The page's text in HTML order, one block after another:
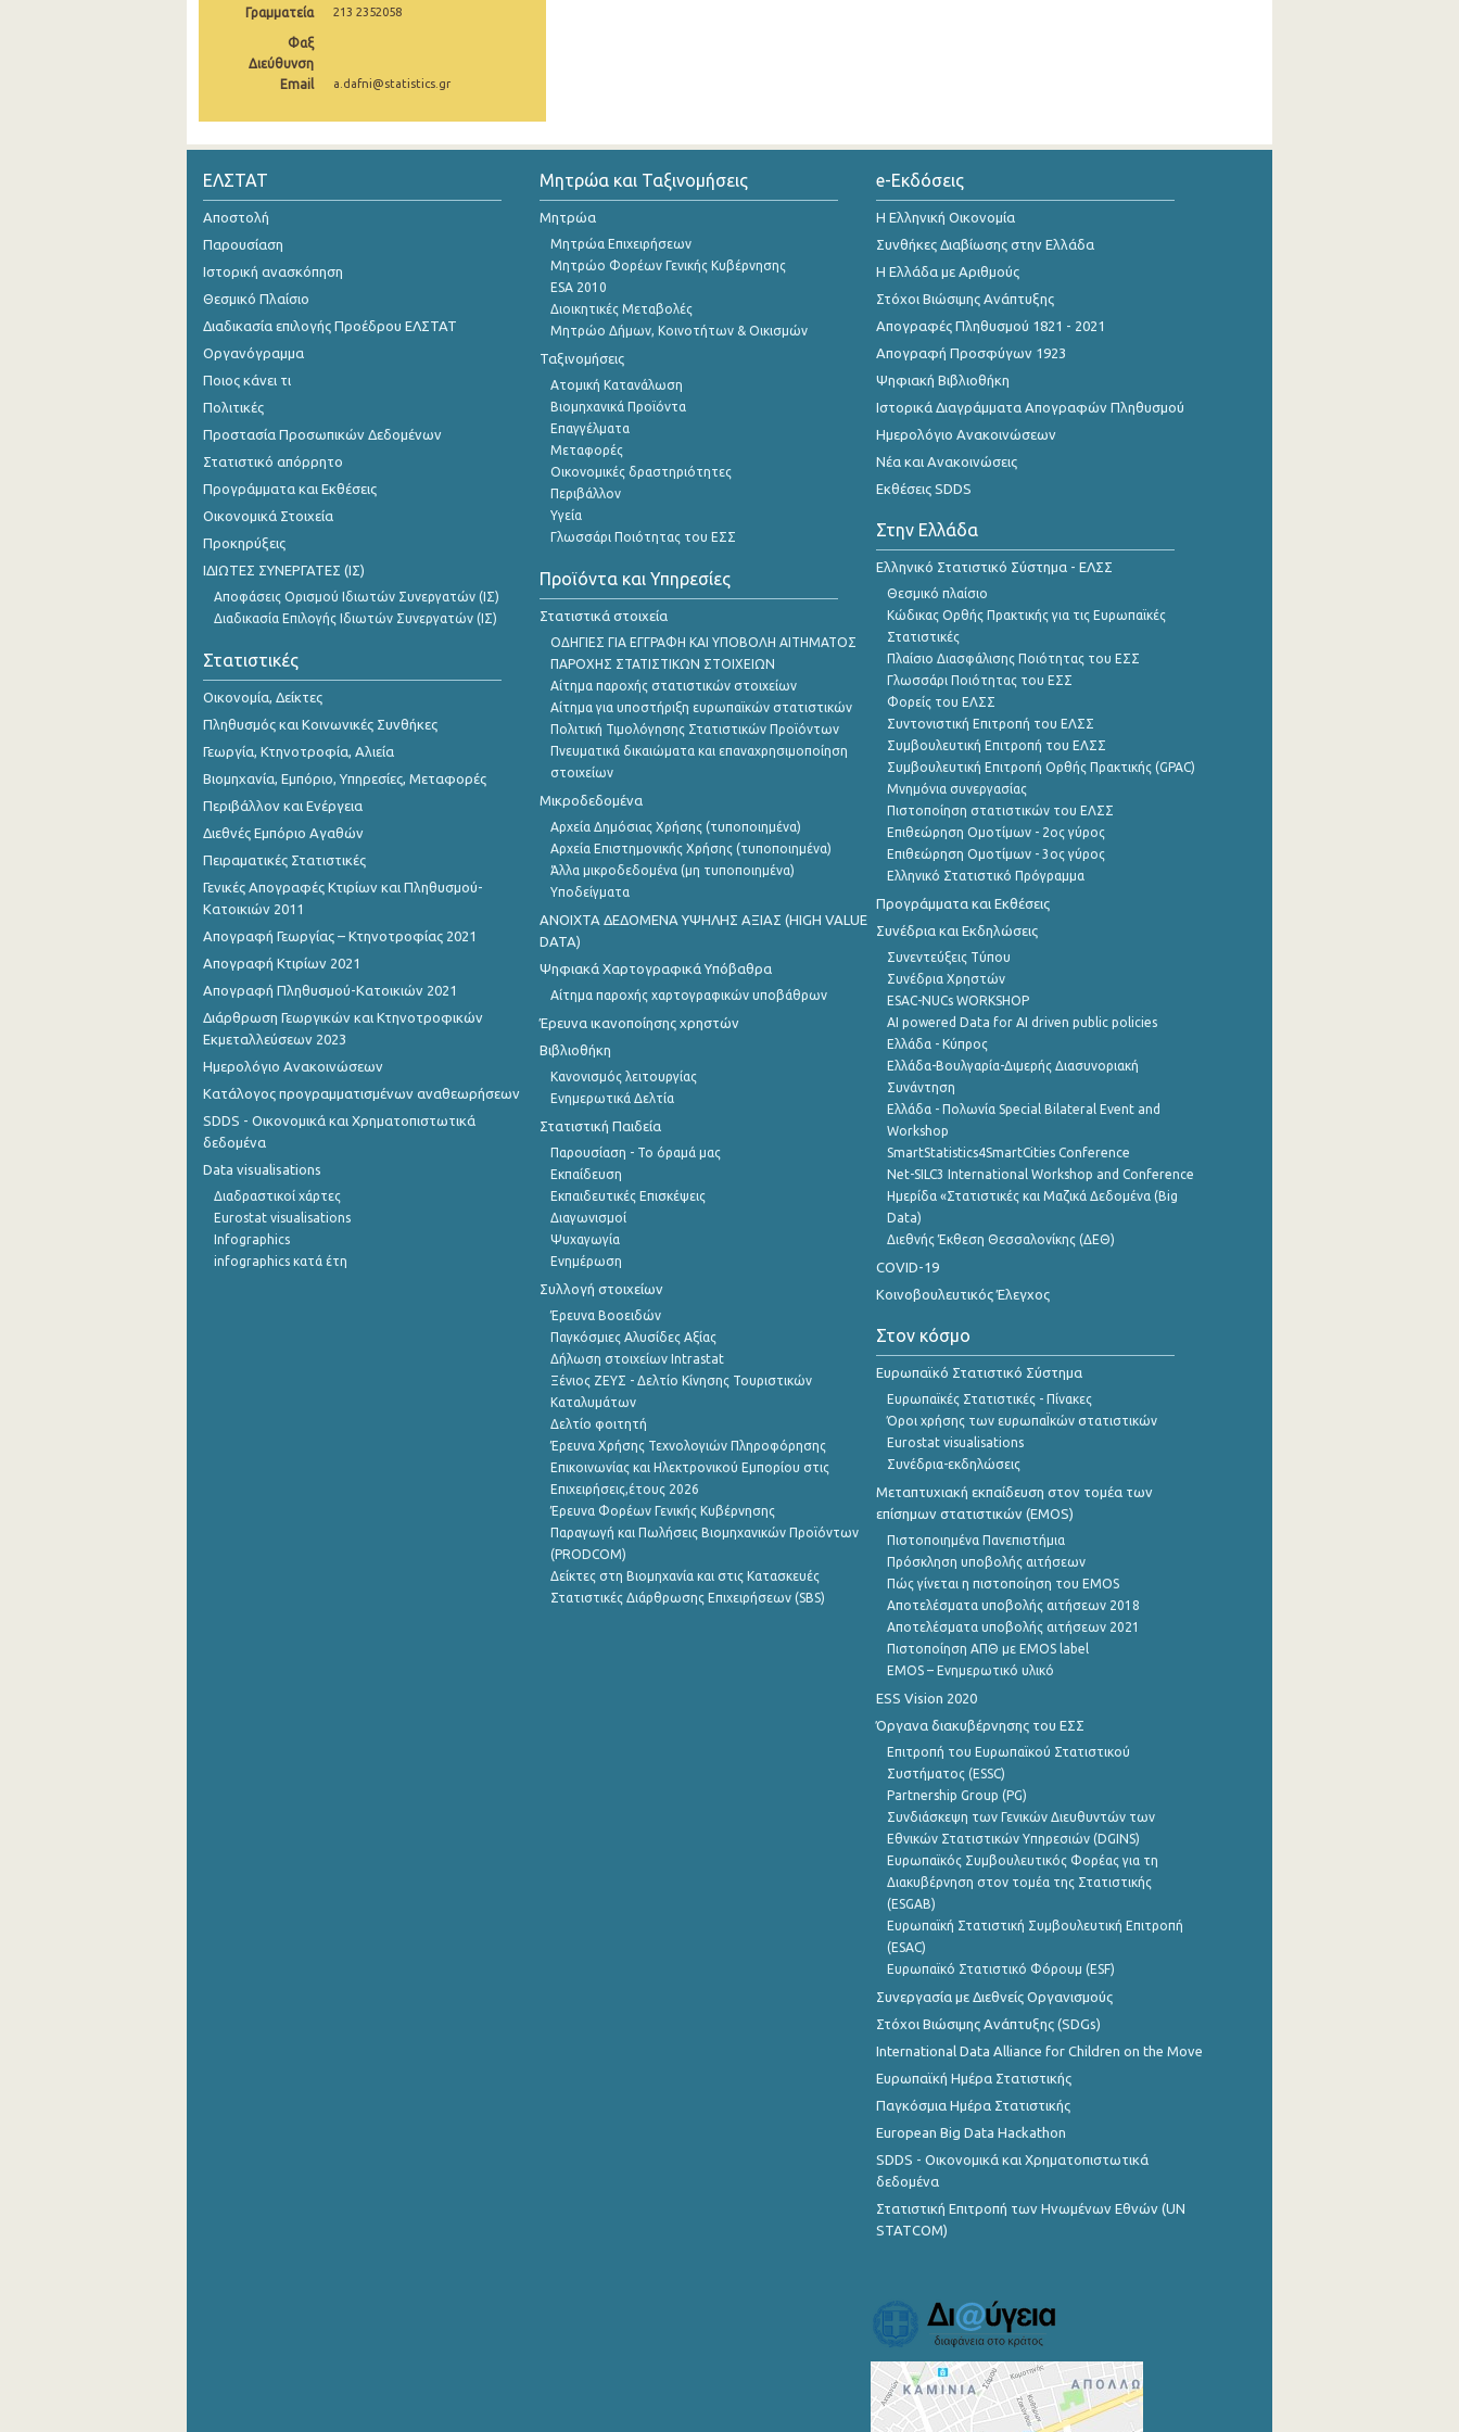
2003
2001
2000
Γραμματεία 213 2352058
Φαξ
Διεύθυνση
Email
a.dafni@statistics.gr
ΕΛΣΤΑΤ
Αποστολή
Παρουσίαση
Ιστορική ανασκόπηση
Θεσμικό Πλαίσιο
Διαδικασία επιλογής Προέδρου ΕΛΣΤΑΤ
Οργανόγραμμα
Ποιος κάνει τι
Πολιτικές
Προστασία Προσωπικών Δεδομένων
Στατιστικό απόρρητο
Προγράμματα και Εκθέσεις
Οικονομικά Στοιχεία
Προκηρύξεις
ΙΔΙΩΤΕΣ ΣΥΝΕΡΓΑΤΕΣ (ΙΣ)
Αποφάσεις Ορισμού Ιδιωτών Συνεργατών (ΙΣ)
Διαδικασία Επιλογής Ιδιωτών Συνεργατών (ΙΣ)
Στατιστικές
Οικονομία, Δείκτες
Πληθυσμός και Κοινωνικές Συνθήκες
Γεωργία, Κτηνοτροφία, Αλιεία
Βιομηχανία, Εμπόριο, Υπηρεσίες, Μεταφορές
Περιβάλλον και Ενέργεια
Διεθνές Εμπόριο Αγαθών
Πειραματικές Στατιστικές
Γενικές Απογραφές Κτιρίων και Πληθυσμού-
Κατοικιών 2011
Απογραφή Γεωργίας – Κτηνοτροφίας 2021
Απογραφή Κτιρίων 2021
Απογραφή Πληθυσμού-Κατοικιών 2021
Διάρθρωση Γεωργικών και Κτηνοτροφικών
Εκμεταλλεύσεων 2023
Ημερολόγιο Ανακοινώσεων
Κατάλογος προγραμματισμένων αναθεωρήσεων
SDDS - Οικονομικά και Χρηματοπιστωτικά
δεδομένα
Data visualisations
Διαδραστικοί χάρτες
Eurostat visualisations
Infographics
infographics κατά έτη
Μητρώα και Ταξινομήσεις
Μητρώα
Μητρώα Επιχειρήσεων
Μητρώο Φορέων Γενικής Κυβέρνησης
ESA 2010
Διοικητικές Μεταβολές
Μητρώο Δήμων, Κοινοτήτων & Οικισμών
Ταξινομήσεις
Ατομική Κατανάλωση
Βιομηχανικά Προϊόντα
Επαγγέλματα
Μεταφορές
Οικονομικές δραστηριότητες
Περιβάλλον
Υγεία
Γλωσσάρι Ποιότητας του ΕΣΣ
Προϊόντα και Υπηρεσίες
Στατιστικά στοιχεία
ΟΔΗΓΙΕΣ ΓΙΑ ΕΓΓΡΑΦΗ ΚΑΙ ΥΠΟΒΟΛΗ ΑΙΤΗΜΑΤΟΣ
ΠΑΡΟΧΗΣ ΣΤΑΤΙΣΤΙΚΩΝ ΣΤΟΙΧΕΙΩΝ
Αίτημα παροχής στατιστικών στοιχείων
Αίτημα για υποστήριξη ευρωπαϊκών στατιστικών
Πολιτική Τιμολόγησης Στατιστικών Προϊόντων
Πνευματικά δικαιώματα και επαναχρησιμοποίηση
στοιχείων
Μικροδεδομένα
Αρχεία Δημόσιας Χρήσης (τυποποιημένα)
Αρχεία Επιστημονικής Χρήσης (τυποποιημένα)
Άλλα μικροδεδομένα (μη τυποποιημένα)
Υποδείγματα
ANOIXTA ΔΕΔΟΜΕΝΑ ΥΨΗΛΗΣ ΑΞΙΑΣ (HIGH VALUE
DATA)
Ψηφιακά Χαρτογραφικά Υπόβαθρα
Αίτημα παροχής χαρτογραφικών υποβάθρων
Έρευνα ικανοποίησης χρηστών
Βιβλιοθήκη
Κανονισμός λειτουργίας
Ενημερωτικά Δελτία
Στατιστική Παιδεία
Παρουσίαση - Το όραμά μας
Εκπαίδευση
Εκπαιδευτικές Επισκέψεις
Διαγωνισμοί
Ψυχαγωγία
Ενημέρωση
Συλλογή στοιχείων
Έρευνα Βοοειδών
Παγκόσμιες Αλυσίδες Αξίας
Δήλωση στοιχείων Intrastat
Ξένιος ΖΕΥΣ - Δελτίο Κίνησης Τουριστικών
Καταλυμάτων
Δελτίο φοιτητή
Έρευνα Χρήσης Τεχνολογιών Πληροφόρησης
Επικοινωνίας και Ηλεκτρονικού Εμπορίου στις
Επιχειρήσεις,έτους 2026
Έρευνα Φορέων Γενικής Κυβέρνησης
Παραγωγή και Πωλήσεις Βιομηχανικών Προϊόντων
(PRODCOM)
Δείκτες στη Βιομηχανία και στις Κατασκευές
Στατιστικές Διάρθρωσης Επιχειρήσεων (SBS)
e-Εκδόσεις
Η Ελληνική Οικονομία
Συνθήκες Διαβίωσης στην Ελλάδα
Η Ελλάδα με Αριθμούς
Στόχοι Βιώσιμης Ανάπτυξης
Απογραφές Πληθυσμού 1821 - 2021
Απογραφή Προσφύγων 1923
Ψηφιακή Βιβλιοθήκη
Ιστορικά Διαγράμματα Απογραφών Πληθυσμού
Ημερολόγιο Ανακοινώσεων
Νέα και Ανακοινώσεις
Εκθέσεις SDDS
Στην Ελλάδα
Ελληνικό Στατιστικό Σύστημα - ΕΛΣΣ
Θεσμικό πλαίσιο
Κώδικας Ορθής Πρακτικής για τις Ευρωπαϊκές
Στατιστικές
Πλαίσιο Διασφάλισης Ποιότητας του ΕΣΣ
Γλωσσάρι Ποιότητας του ΕΣΣ
Φορείς του ΕΛΣΣ
Συντονιστική Επιτροπή του ΕΛΣΣ
Συμβουλευτική Επιτροπή του ΕΛΣΣ
Συμβουλευτική Επιτροπή Ορθής Πρακτικής (GPAC)
Μνημόνια συνεργασίας
Πιστοποίηση στατιστικών του ΕΛΣΣ
Επιθεώρηση Ομοτίμων - 2ος γύρος
Επιθεώρηση Ομοτίμων - 3ος γύρος
Ελληνικό Στατιστικό Πρόγραμμα
Προγράμματα και Εκθέσεις
Συνέδρια και Εκδηλώσεις
Συνεντεύξεις Τύπου
Συνέδρια Χρηστών
ESAC-NUCs WORKSHOP
AI powered Data for AI driven public policies
Ελλάδα - Κύπρος
Ελλάδα-Βουλγαρία-Διμερής Διασυνοριακή
Συνάντηση
Ελλάδα - Πολωνία Special Bilateral Event and
Workshop
SmartStatistics4SmartCities Conference
Net-SILC3 International Workshop and Conference
Ημερίδα «Στατιστικές και Μαζικά Δεδομένα (Big
Data)
Διεθνής Έκθεση Θεσσαλονίκης (ΔΕΘ)
COVID-19
Κοινοβουλευτικός Έλεγχος
Στον κόσμο
Ευρωπαϊκό Στατιστικό Σύστημα
Ευρωπαϊκές Στατιστικές - Πίνακες
Όροι χρήσης των ευρωπαΪκών στατιστικών
Eurostat visualisations
Συνέδρια-εκδηλώσεις
Μεταπτυχιακή εκπαίδευση στον τομέα των
επίσημων στατιστικών (EMOS)
Πιστοποιημένα Πανεπιστήμια
Πρόσκληση υποβολής αιτήσεων
Πώς γίνεται η πιστοποίηση του EMOS
Αποτελέσματα υποβολής αιτήσεων 2018
Αποτελέσματα υποβολής αιτήσεων 2021
Πιστοποίηση ΑΠΘ με EMOS label
EMOS – Ενημερωτικό υλικό
ESS Vision 2020
Όργανα διακυβέρνησης του ΕΣΣ
Επιτροπή του Ευρωπαϊκού Στατιστικού
Συστήματος (ESSC)
Partnership Group (PG)
Συνδιάσκεψη των Γενικών Διευθυντών των
Εθνικών Στατιστικών Υπηρεσιών (DGINS)
Ευρωπαϊκός Συμβουλευτικός Φορέας για τη
Διακυβέρνηση στον τομέα της Στατιστικής
(ESGAB)
Ευρωπαϊκή Στατιστική Συμβουλευτική Επιτροπή
(ESAC)
Ευρωπαϊκό Στατιστικό Φόρουμ (ESF)
Συνεργασία με Διεθνείς Οργανισμούς
Στόχοι Βιώσιμης Ανάπτυξης (SDGs)
International Data Alliance for Children on the Move
Ευρωπαϊκή Ημέρα Στατιστικής
Παγκόσμια Ημέρα Στατιστικής
European Big Data Hackathon
SDDS - Οικονομικά και Χρηματοπιστωτικά
δεδομένα
Στατιστική Επιτροπή των Ηνωμένων Εθνών (UN
STATCOM)